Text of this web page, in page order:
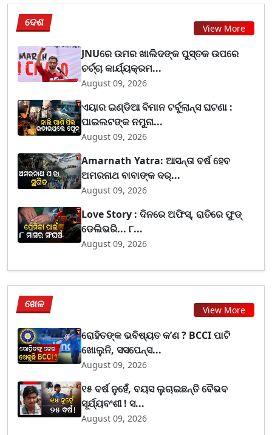
ଦେଶ View More
JNUରେ ଉମର ଖାଲିଦଙ୍କ ପୁସ୍ତକ ଉପରେ
ଚର୍ଚ୍ଚା କାର୍ଯ୍ୟକ୍ରମ...
August 09, 2026
ଏୟାର ଇଣ୍ଡିଆ ବିମାନ ଟର୍ବୁଲାନ୍ସ ଘଟଣା :
ପାଇଲଟଙ୍କ ନମୁନା...
August 09, 2026
Amarnath Yatra: ଆସନ୍ତା ବର୍ଷ ହେବ
ଅମରନାଥ ବାବାଙ୍କ ଦର୍...
August 09, 2026
Love Story : ଦିନରେ ଅଫିସ୍, ରାତିରେ ଫୁଡ୍
ଡେଲିଭରି... ୮...
August 09, 2026
ଖେଳ View More
ରୋହିତଙ୍କ ଭବିଷ୍ୟତ କ’ଣ ? BCCI ପାଟି
ଖୋଲୁନି, ସସପେନ୍ସ...
August 09, 2026
୧୫ ବର୍ଷ ନୁହେଁ, ବୟସ ଲୁଚାଇଛନ୍ତି ବୈଭବ
ସୂର୍ଯ୍ୟବଂଶୀ ! ସ...
August 09, 2026